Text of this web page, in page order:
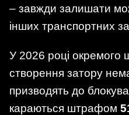
– завжди залишати
інших транспортних
У 2026 році окремого
створення затору
призводять до
караються штрафом